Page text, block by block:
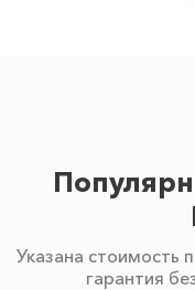
Указана стоимость
гарантия